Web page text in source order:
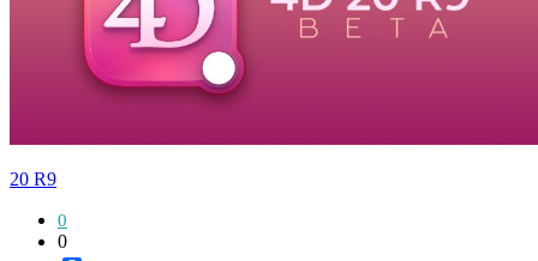
20 R9
0
0